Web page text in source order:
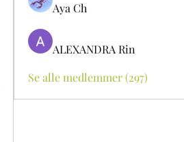
Aya Ch
ALEXANDRA Rin
Se alle medlemmer (297)